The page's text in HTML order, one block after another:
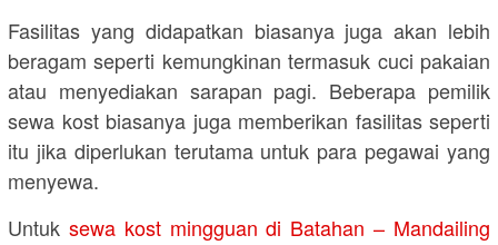
Fasilitas yang didapatkan biasanya juga akan lebih
beragam seperti kemungkinan termasuk cuci pakaian
atau menyediakan sarapan pagi. Beberapa pemilik
sewa kost biasanya juga memberikan fasilitas seperti
itu jika diperlukan terutama untuk para pegawai yang
menyewa.
Untuk sewa kost mingguan di Batahan – Mandailing